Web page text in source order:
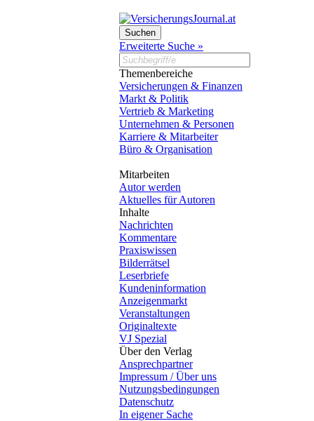
Erweiterte Suche »
Themenbereiche
Versicherungen & Finanzen
Markt & Politik
Vertrieb & Marketing
Unternehmen & Personen
Karriere & Mitarbeiter
Büro & Organisation
Mitarbeiten
Autor werden
Aktuelles für Autoren
Inhalte
Nachrichten
Kommentare
Praxiswissen
Bilderrätsel
Leserbriefe
Kundeninformation
Anzeigenmarkt
Veranstaltungen
Originaltexte
VJ Spezial
Über den Verlag
Ansprechpartner
Impressum / Über uns
Nutzungsbedingungen
Datenschutz
In eigener Sache